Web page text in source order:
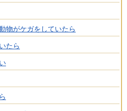
物がケガをしていたら
たら